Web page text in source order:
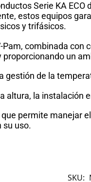
Serie KA
estos equipos
y trifásicos.
Pam, combinada
un
gestión de la
altura, la instalación
permite manejar
su uso.
SKU: